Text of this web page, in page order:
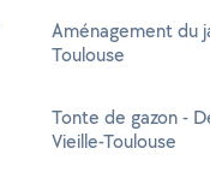
Aménagement du
Toulouse
Tonte de gazon -
Vieille-Toulouse